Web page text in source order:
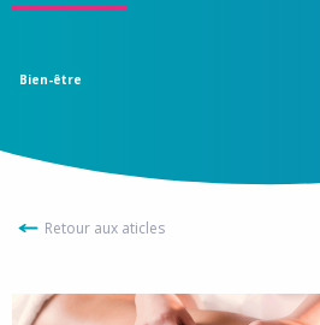
Bien-être
Retour aux aticles